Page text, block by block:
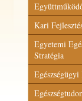
Kari
Egyetemi
Stratégia